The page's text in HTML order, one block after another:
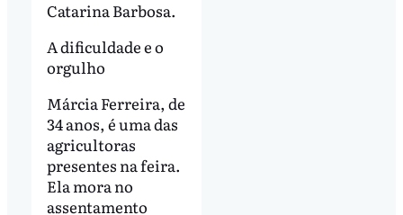
Catarina Barbosa.
A dificuldade e o
orgulho
Márcia Ferreira, de
34 anos, é uma das
agricultoras
presentes na feira.
Ela mora no
assentamento